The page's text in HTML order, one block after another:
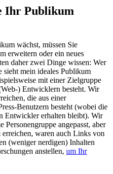
Ihr Publikum
wächst, müssen Sie
erweitern oder ein neues
daher zwei Dinge wissen: Wer
mein ideales Publikum
mit einer Zielgruppe
) Entwicklern besteht. Wir
die aus einer
Benutzern besteht (wobei die
Entwickler erhalten bleibt). Wir
Personengruppe angepasst, aber
erreichen, waren auch Links von
(weniger nerdigen) Inhalten
anstellen, um Ihr